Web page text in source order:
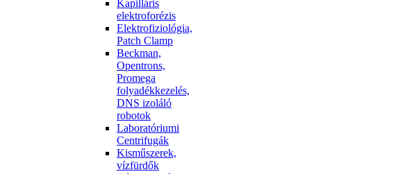
Kapilláris
elektroforézis
Elektrofiziológia,
Patch Clamp
Beckman,
Opentrons,
Promega
folyadékkezelés,
DNS izoláló
robotok
Laboratóriumi
Centrifugák
Kisműszerek,
vízfürdők